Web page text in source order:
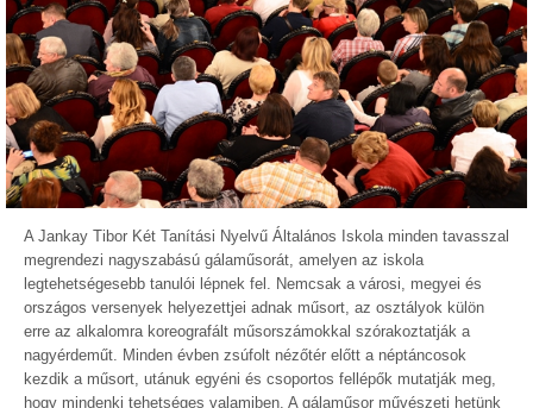
A Jankay Tibor Két Tanítási Nyelvű Általános Iskola minden tavasszal
megrendezi nagyszabású gálaműsorát, amelyen az iskola
legtehetségesebb tanulói lépnek fel. Nemcsak a városi, megyei és
országos versenyek helyezettjei adnak műsort, az osztályok külön
erre az alkalomra koreografált műsorszámokkal szórakoztatják a
nagyérdeműt. Minden évben zsúfolt nézőtér előtt a néptáncosok
kezdik a műsort, utánuk egyéni és csoportos fellépők mutatják meg,
hogy mindenki tehetséges valamiben. A gálaműsor művészeti hetünk